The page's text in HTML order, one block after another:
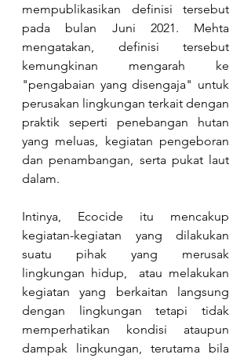
mempublikasikan definisi tersebut
pada bulan Juni 2021. Mehta
mengatakan, definisi tersebut
kemungkinan mengarah ke
"pengabaian yang disengaja" untuk
perusakan lingkungan terkait dengan
praktik seperti penebangan hutan
yang meluas, kegiatan pengeboran
dan penambangan, serta pukat laut
dalam.
Intinya, Ecocide itu mencakup
kegiatan-kegiatan yang dilakukan
suatu pihak yang merusak
lingkungan hidup,  atau melakukan
kegiatan yang berkaitan langsung
dengan lingkungan tetapi tidak
memperhatikan kondisi ataupun
dampak lingkungan, terutama bila